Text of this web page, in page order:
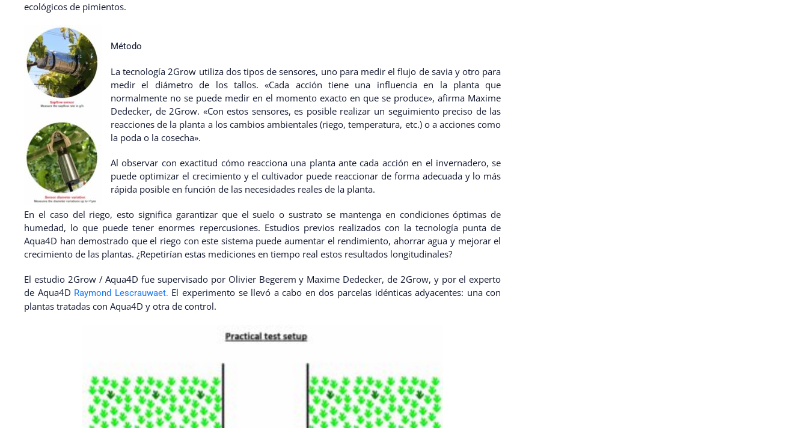
ecológicos de pimientos.
Método
La tecnología 2Grow utiliza dos tipos de sensores, uno para medir el flujo de savia y otro para
medir el diámetro de los tallos. «Cada acción tiene una influencia en la planta que
normalmente no se puede medir en el momento exacto en que se produce», afirma Maxime
Dedecker, de 2Grow. «Con estos sensores, es posible realizar un seguimiento preciso de las
reacciones de la planta a los cambios ambientales (riego, temperatura, etc.) o a acciones como
la poda o la cosecha».
Al observar con exactitud cómo reacciona una planta ante cada acción en el invernadero, se
puede optimizar el crecimiento y el cultivador puede reaccionar de forma adecuada y lo más
rápida posible en función de las necesidades reales de la planta.
En el caso del riego, esto significa garantizar que el suelo o sustrato se mantenga en condiciones óptimas de
humedad, lo que puede tener enormes repercusiones. Estudios previos realizados con la tecnología punta de
Aqua4D han demostrado que el riego con este sistema puede aumentar el rendimiento, ahorrar agua y mejorar el
crecimiento de las plantas. ¿Repetirían estas mediciones en tiempo real estos resultados longitudinales?
El estudio 2Grow / Aqua4D fue supervisado por Olivier Begerem y Maxime Dedecker, de 2Grow, y por el experto
de Aqua4D Raymond Lescrauwaet. El experimento se llevó a cabo en dos parcelas idénticas adyacentes: una con
plantas tratadas con Aqua4D y otra de control.